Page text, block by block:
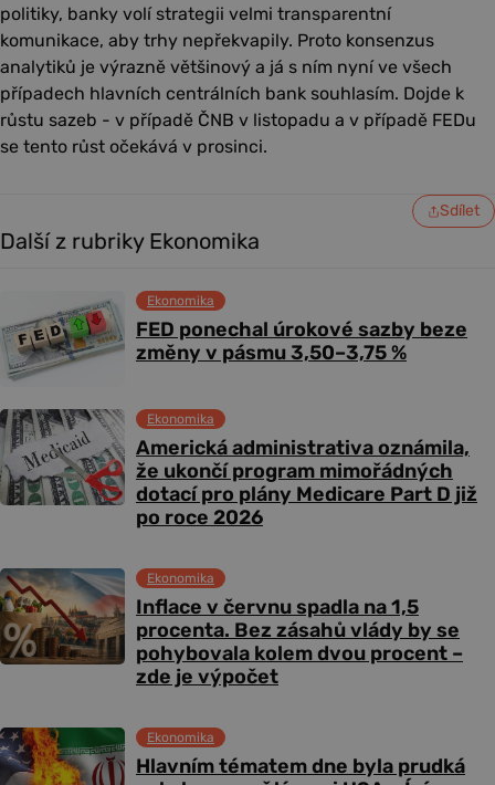
politiky, banky volí strategii velmi transparentní
komunikace, aby trhy nepřekvapily. Proto konsenzus
analytiků je výrazně většinový a já s ním nyní ve všech
případech hlavních centrálních bank souhlasím. Dojde k
růstu sazeb - v případě ČNB v listopadu a v případě FEDu
se tento růst očekává v prosinci.
Sdílet
Další z rubriky Ekonomika
FED ponechal úrokové sazby beze
změny v pásmu 3,50–3,75 %
Ekonomika
Americká administrativa oznámila,
že ukončí program mimořádných
dotací pro plány Medicare Part D již
po roce 2026
Ekonomika
Inflace v červnu spadla na 1,5
procenta. Bez zásahů vlády by se
pohybovala kolem dvou procent –
zde je výpočet
Ekonomika
Hlavním tématem dne byla prudká
Ekonomika